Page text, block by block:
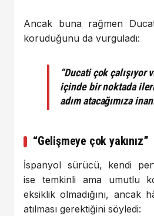
Ancak buna rağmen
koruduğunu da vurguladı:
“Ducati çok çalışıyor
içinde bir noktada
adım atacağımıza
“Gelişmeye çok yakınız”
İspanyol sürücü, kendi
ise temkinli ama umutlu
eksiklik olmadığını, ancak
atılması gerektiğini söyledi: